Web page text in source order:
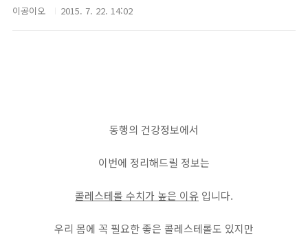
이공이오 2015. 7. 22. 14:02
동행의 건강정보에서
이번에 정리해드릴 정보는
콜레스테롤 수치가 높은 이유 입니다.
우리 몸에 꼭 필요한 좋은 콜레스테롤도 있지만